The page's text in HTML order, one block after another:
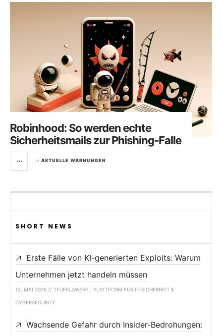
Robinhood: So werden echte
Sicherheitsmails zur Phishing-Falle
in AKTUELLE WARNUNGEN
SHORT NEWS
Erste Fälle von KI-generierten Exploits: Warum
Unternehmen jetzt handeln müssen
12. MAI 2026 // TEUFELSWERK | PLATTFORM FÜR IT-SICHERHEIT &
CYBERSECURITY
Wachsende Gefahr durch Insider-Bedrohungen: